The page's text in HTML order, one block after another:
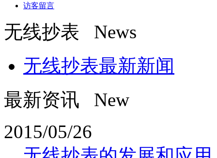
访客留言
无线抄表 News
无线抄表最新新闻
最新资讯 New
2015/05/26